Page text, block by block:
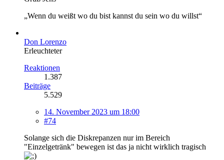
„Wenn du weißt wo du bist kannst du sein wo du willst“
Don Lorenzo
Erleuchteter
Reaktionen
1.387
Beiträge
5.529
14. November 2023 um 18:00
#74
Solange sich die Diskrepanzen nur im Bereich
"Einzelgetränk" bewegen ist das ja nicht wirklich tragisch